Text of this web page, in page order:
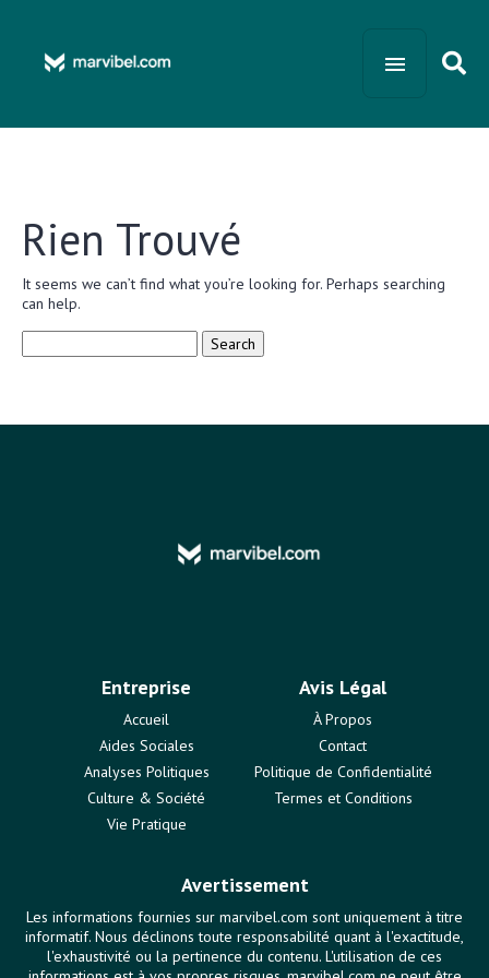
Rien Trouvé
It seems we can’t find what you’re looking for. Perhaps searching
can help.
Entreprise
Accueil
Aides Sociales
Analyses Politiques
Culture & Société
Vie Pratique
Avis Légal
À Propos
Contact
Politique de Confidentialité
Termes et Conditions
Avertissement
Les informations fournies sur marvibel.com sont uniquement à titre
informatif. Nous déclinons toute responsabilité quant à l'exactitude,
l'exhaustivité ou la pertinence du contenu. L'utilisation de ces